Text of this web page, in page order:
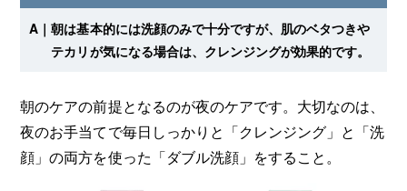
A｜朝は基本的には洗顔のみで十分ですが、肌のベタつきや
テカリが気になる場合は、クレンジングが効果的です。
朝のケアの前提となるのが夜のケアです。大切なのは、
夜のお手当てで毎日しっかりと「クレンジング」と「洗
顔」の両方を使った「ダブル洗顔」をすること。